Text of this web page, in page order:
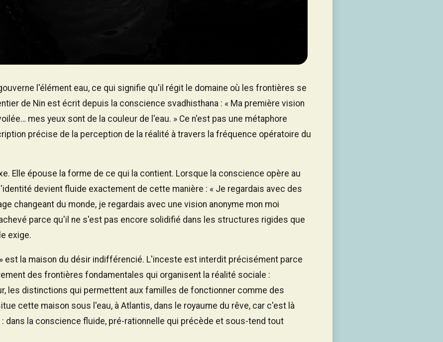
l'élément eau, ce qui signifie qu'il régit le domaine où les frontières se
de Nin est écrit depuis la conscience svadhisthana : « Ma première vision
mes yeux sont de la couleur de l'eau. » Ce n'est pas une métaphore
précise de la perception de la réalité à travers la fréquence opératoire du
Elle épouse la forme de ce qui la contient. Lorsque la conscience opère au
devient fluide exactement de cette manière : « Je regardais avec des
changeant du monde, je regardais avec une vision anonyme mon moi
parce qu'il ne s'est pas encore solidifié dans les structures rigides que
exige.
est la maison du désir indifférencié. L'inceste est interdit précisément parce
des frontières fondamentales qui organisent la réalité sociale :
les distinctions qui permettent aux familles de fonctionner comme des
cette maison sous l'eau, à Atlantis, dans le royaume du rêve, car c'est là
dans la conscience fluide, pré-rationnelle qui précède et sous-tend tout